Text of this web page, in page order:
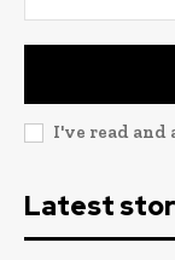
I've read and
Latest